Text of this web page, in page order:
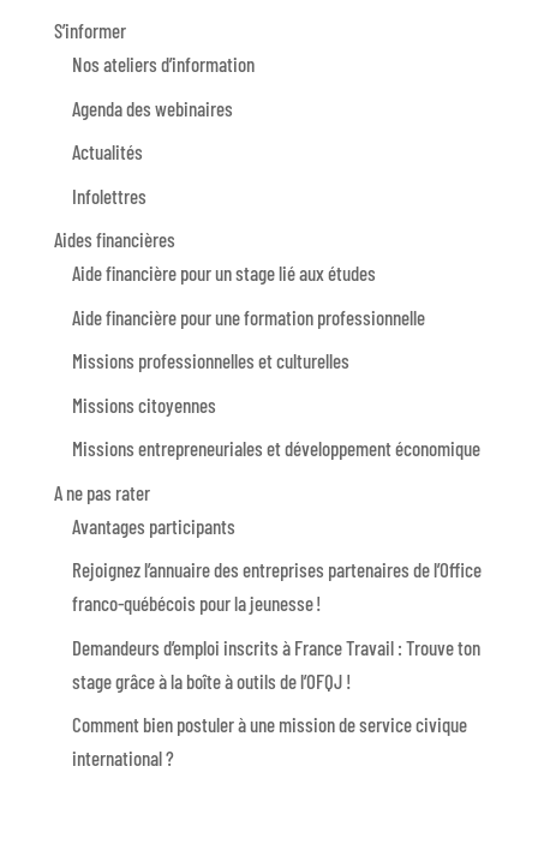
S’informer
Nos ateliers d’information
Agenda des webinaires
Actualités
Infolettres
Aides financières
Aide financière pour un stage lié aux études
Aide financière pour une formation professionnelle
Missions professionnelles et culturelles
Missions citoyennes
Missions entrepreneuriales et développement économique
A ne pas rater
Avantages participants
Rejoignez l’annuaire des entreprises partenaires de l’Office
franco-québécois pour la jeunesse !
Demandeurs d’emploi inscrits à France Travail : Trouve ton
stage grâce à la boîte à outils de l’OFQJ !
Comment bien postuler à une mission de service civique
international ?